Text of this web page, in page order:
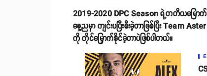
2019-2020 DPC Season ရဲ့တတိယမြေ
နေ့ညမှာ ကျင်းပပြီးစီးခဲ့တာဖြစ်ပြီး Team
ကို ကိုင်မြှောက်နိုင်ခဲ့တာပဲဖြစ်ပါတယ်။